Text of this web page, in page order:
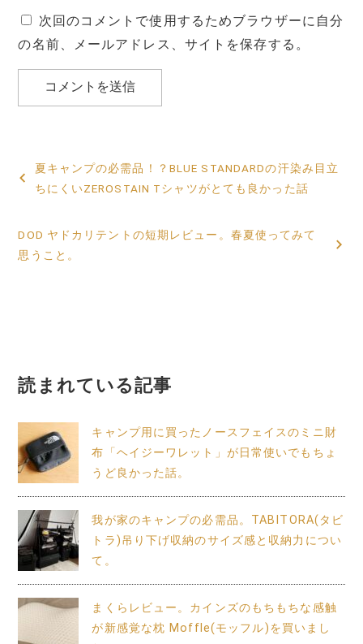
次回のコメントで使用するためブラウザーに自分
の名前、メールアドレス、サイトを保存する。
稿
ビ
ン
夏キャンプの必需品！？BLUE STANDARDの汗染み目立
ちにくいZEROSTAIN Tシャツがとても良かった話
DOD ヤドカリテントの短期レビュー。春夏使ってみて
思うこと。
読まれている記事
キャンプ用に買ったノースフェイスのミニ財
布「ヘイジーワレット」が日常使いでもちょ
うど良かった話。
我が家のキャンプの必需品。TABITORA(タビ
トラ)吊り下げ収納のサイズ感と収納力につい
て。
まくらレビュー。カインズのもちもちな感触
が新感覚な枕 Moffle(モッフル)を買いまし